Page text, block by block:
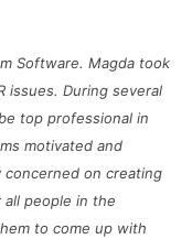
Software. Magda took
issues. During several
top professional in
motivated and
concerned on creating
people in the
to come up with